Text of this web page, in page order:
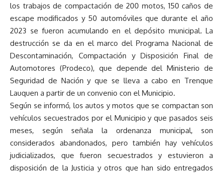
los trabajos de compactación de 200 motos, 150 caños de
escape modificados y 50 automóviles que durante el año
2023 se fueron acumulando en el depósito municipal. La
destrucción se da en el marco del Programa Nacional de
Descontaminación, Compactación y Disposición Final de
Automotores (Prodeco), que depende del Ministerio de
Seguridad de Nación y que se lleva a cabo en Trenque
Lauquen a partir de un convenio con el Municipio.
Según se informó, los autos y motos que se compactan son
vehículos secuestrados por el Municipio y que pasados seis
meses, según señala la ordenanza municipal, son
considerados abandonados, pero también hay vehículos
judicializados, que fueron secuestrados y estuvieron a
disposición de la Justicia y otros que han sido entregados